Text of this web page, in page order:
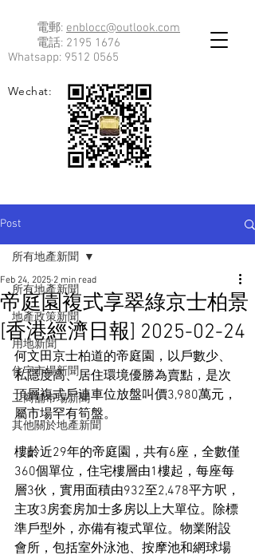
電郵: enblocc@outlook.com
電話: 2195 1676
Whatsapp: 9512 0565
Wechat:
Post
所有地產新聞
地產政策新聞
用地新聞
住宅市場新聞
工商舖市場新聞
其他關於地產新聞
所有地產新聞
帝庭園複式享翠綠京士柏景
[香港經濟日報] 2025-02-24
Feb 24, 2025 2 min read
何文田京士柏道的帝庭園，以戶數少、
私隱度高、居住環境優勝為賣點，是次
頂層複式戶連車位放盤叫價3,980萬元，
屬市場罕有筍盤。
樓齡近29年的帝庭園，共有6座，全數僅
360個單位，住宅樓層由1樓起，每座每
層3伙，實用面積由932至2,478平方呎，
主攻3房套房加士多房以上大單位。除標
準戶型外，亦備有複式單位。物業附設
會所，包括室外泳池、按摩池和網球場